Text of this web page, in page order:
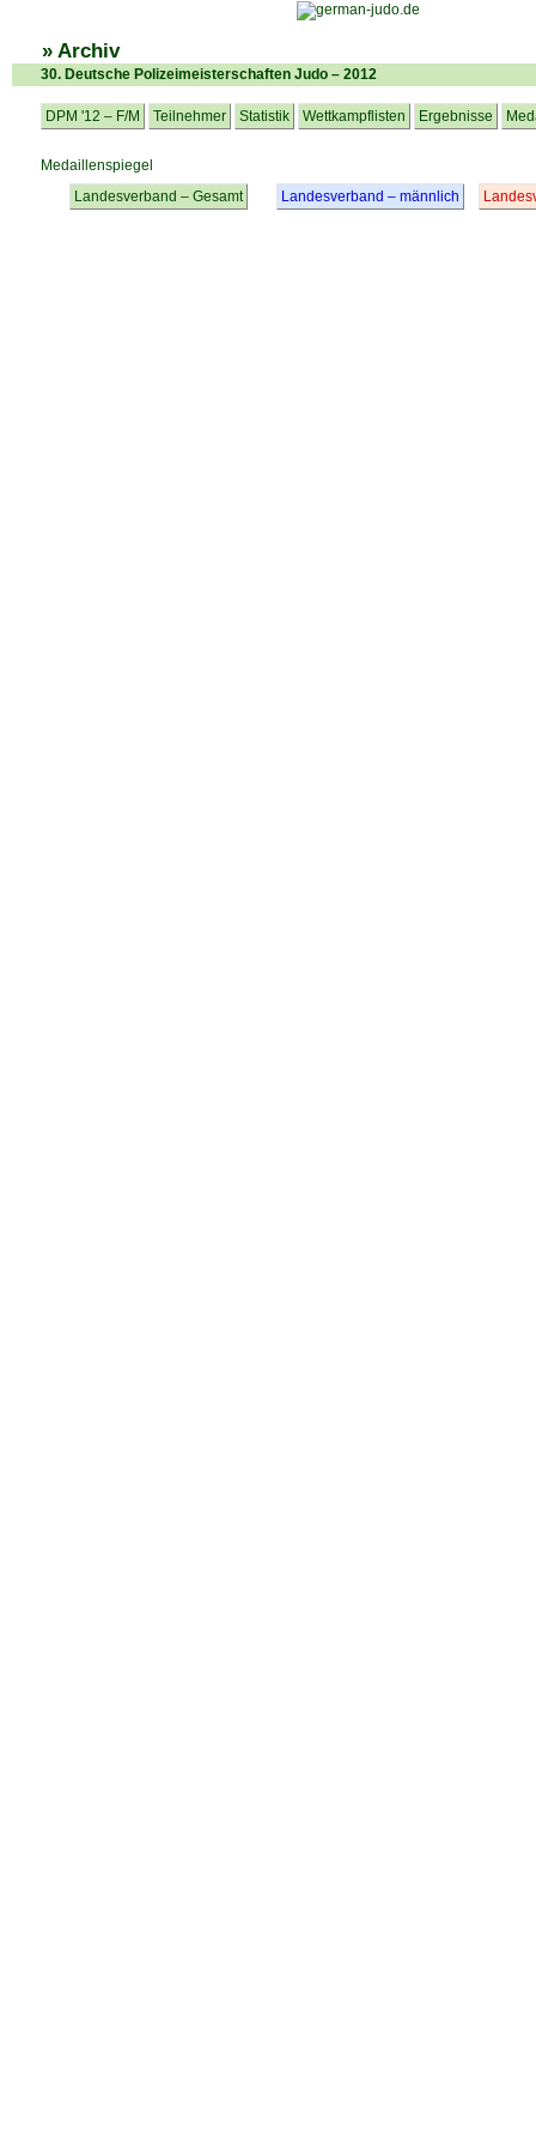
» Archiv
30. Deutsche Polizeimeisterschaften Judo – 2012
DPM '12 – F/M Teilnehmer Statistik Wettkampflisten Ergebnisse
Medaillenspiegel
Landesverband – Gesamt
Landesverband – männlich